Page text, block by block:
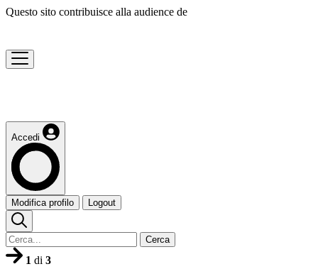
Questo sito contribuisce alla audience de
Accedi
Modifica profilo Logout
Cerca
1 di 3